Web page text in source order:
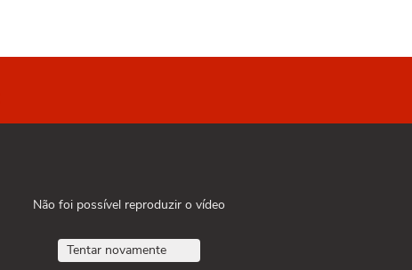
Não foi possível reproduzir o vídeo
Tentar novamente